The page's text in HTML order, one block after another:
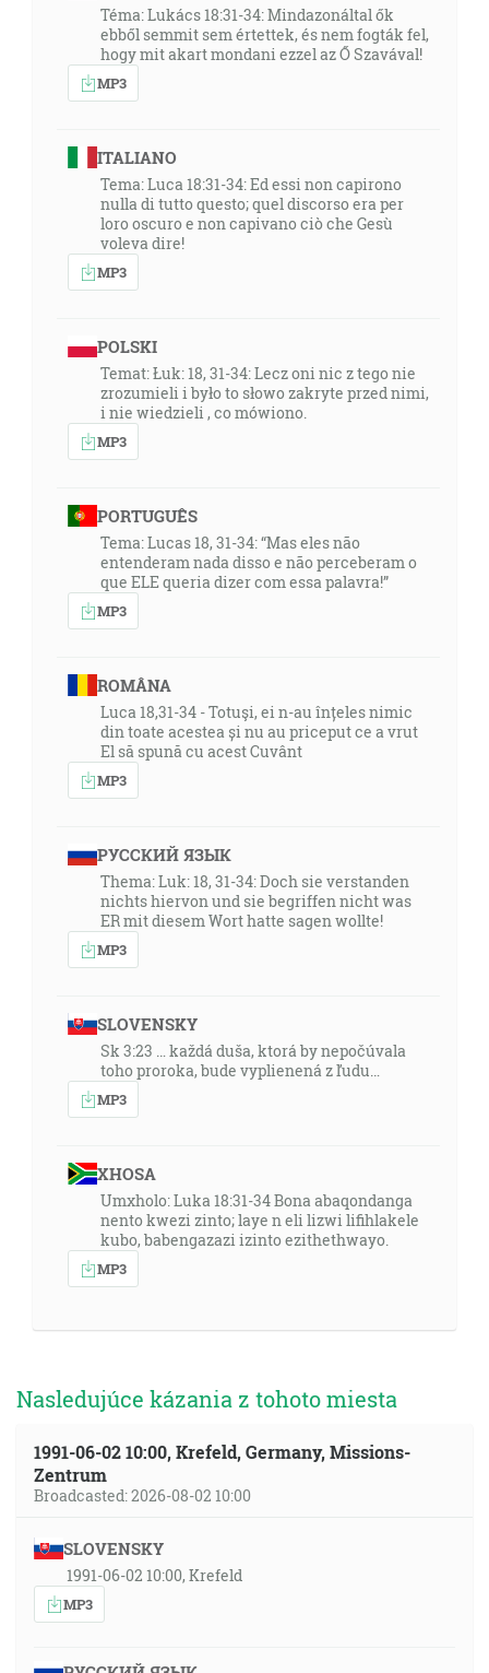
Téma: Lukács 18:31-34: Mindazonáltal ők
ebből semmit sem értettek, és nem fogták fel,
hogy mit akart mondani ezzel az Ő Szavával!
MP3
ITALIANO
Tema: Luca 18:31-34: Ed essi non capirono
nulla di tutto questo; quel discorso era per
loro oscuro e non capivano ciò che Gesù
voleva dire!
MP3
POLSKI
Temat: Łuk: 18, 31-34: Lecz oni nic z tego nie
zrozumieli i było to słowo zakryte przed nimi,
i nie wiedzieli , co mówiono.
MP3
PORTUGUÊS
Tema: Lucas 18, 31-34: “Mas eles não
entenderam nada disso e não perceberam o
que ELE queria dizer com essa palavra!”
MP3
ROMÂNA
Luca 18,31-34 - Totuşi, ei n-au înțeles nimic
din toate acestea și nu au priceput ce a vrut
El să spună cu acest Cuvânt
MP3
РУССКИЙ ЯЗЫК
Thema: Luk: 18, 31-34: Doch sie verstanden
nichts hiervon und sie begriffen nicht was
ER mit diesem Wort hatte sagen wollte!
MP3
SLOVENSKY
Sk 3:23 … každá duša, ktorá by nepočúvala
toho proroka, bude vyplienená z ľudu…
MP3
XHOSA
Umxholo: Luka 18:31-34 Bona abaqondanga
nento kwezi zinto; laye n eli lizwi lifihlakele
kubo, babengazazi izinto ezithethwayo.
MP3
Nasledujúce kázania z tohoto miesta
1991-06-02 10:00, Krefeld, Germany, Missions-
Zentrum
Broadcasted: 2026-08-02 10:00
SLOVENSKY
1991-06-02 10:00, Krefeld
MP3